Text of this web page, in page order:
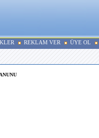
REKLAM VER ÜYE OL